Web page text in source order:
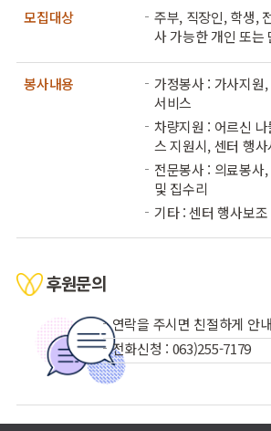
모집대상
주부, 직장인, 학생,
사 가능한 개인 또는
봉사내용
가정봉사 : 가사지원
서비스
차량지원 : 어르신
스 지원시, 센터 행사
전문봉사 : 의료봉사
및 집수리
기타 : 센터 행사보
후원문의
연락을 주시면 친절하게 안
전화신청 : 063)255-7179